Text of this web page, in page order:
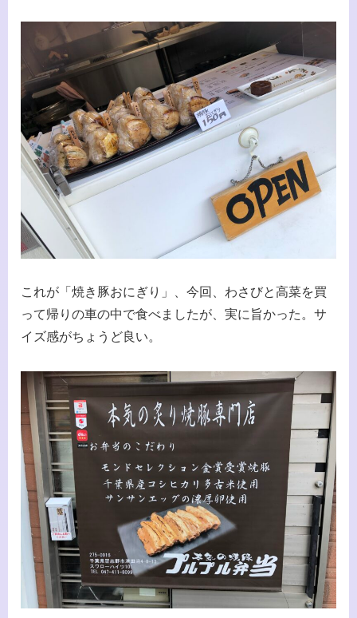
これが「焼き豚おにぎり」、今回、わさびと高菜を買
って帰りの車の中で食べましたが、実に旨かった。サ
イズ感がちょうど良い。